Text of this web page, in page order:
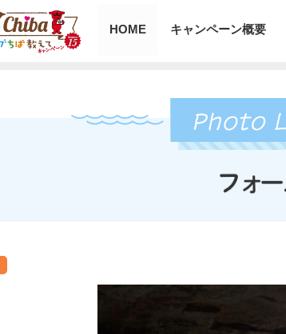
HOME キャンペーン概要